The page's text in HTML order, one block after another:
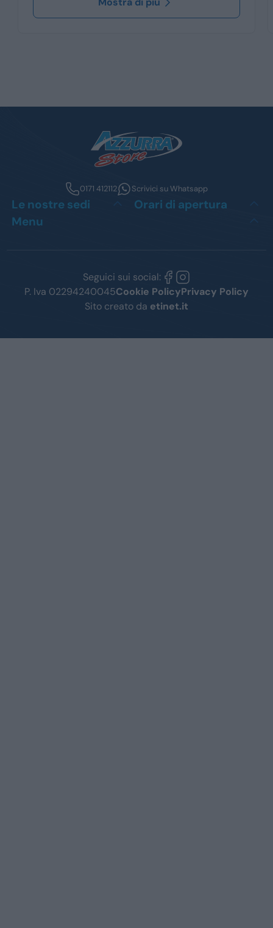
0171 412112 Scrivici su Whatsapp
Le nostre sedi
Orari di apertura
Menu
Seguici sui social:
P. Iva 02294240045Cookie PolicyPrivacy Policy
Sito creato da etinet.it